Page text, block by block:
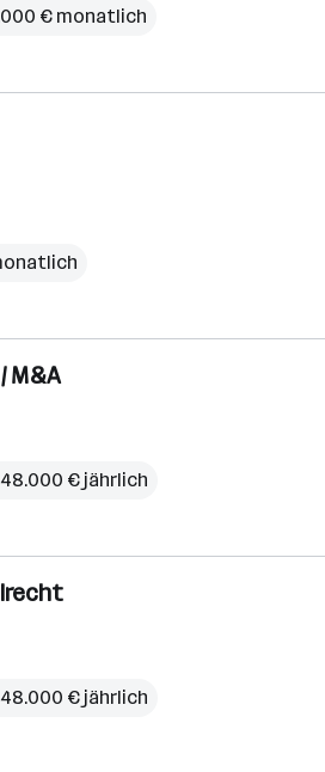
€ monatlich
M&A
€ jährlich
€ jährlich